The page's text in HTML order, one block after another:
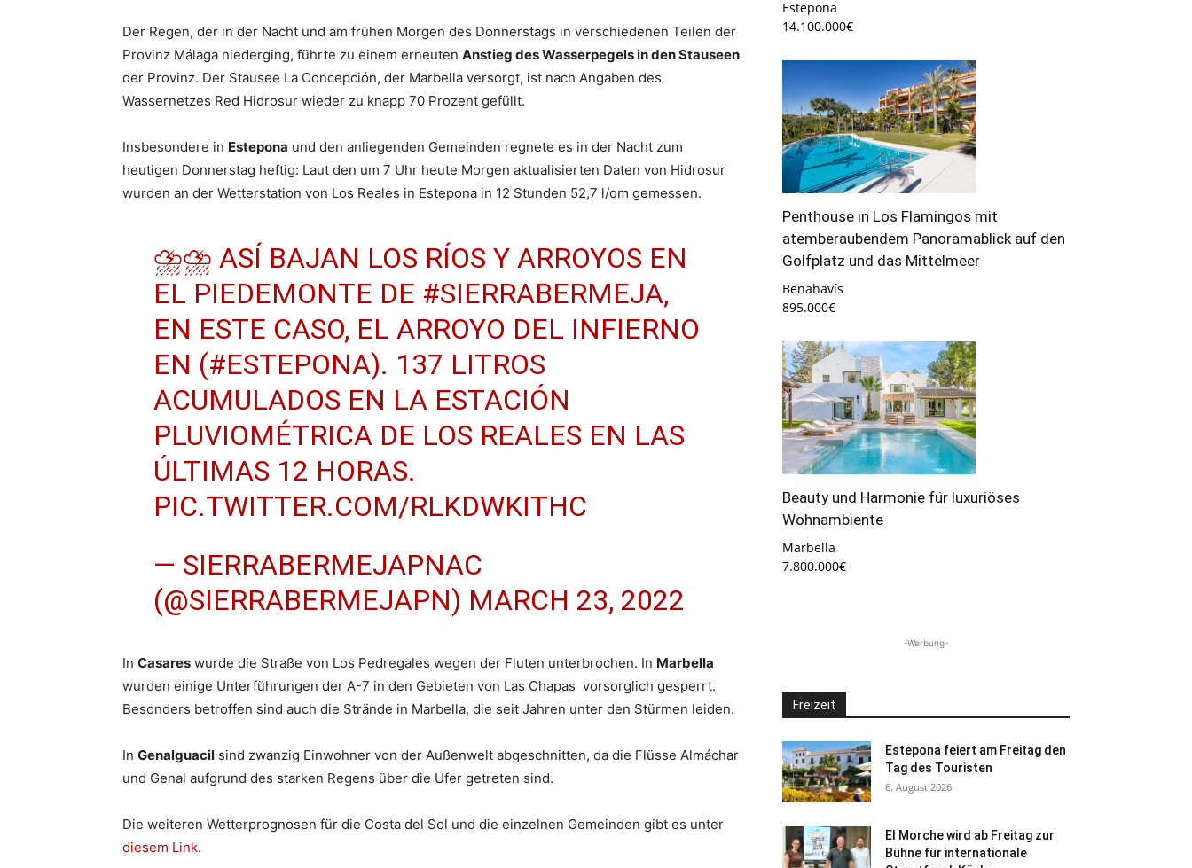
Der Regen, der in der Nacht und am frühen Morgen des Donnerstags in verschiedenen Teilen der
Provinz Málaga niederging, führte zu einem erneuten Anstieg des Wasserpegels in den Stauseen
der Provinz. Der Stausee La Concepción, der Marbella versorgt, ist nach Angaben des
Wassernetzes Red Hidrosur wieder zu knapp 70 Prozent gefüllt.
Insbesondere in Estepona und den anliegenden Gemeinden regnete es in der Nacht zum
heutigen Donnerstag heftig: Laut den um 7 Uhr heute Morgen aktualisierten Daten von Hidrosur
wurden an der Wetterstation von Los Reales in Estepona in 12 Stunden 52,7 l/qm gemessen.
⛈⛈ ASÍ BAJAN LOS RÍOS Y ARROYOS EN
EL PIEDEMONTE DE #SIERRABERMEJA,
EN ESTE CASO, EL ARROYO DEL INFIERNO
EN (#ESTEPONA). 137 LITROS
ACUMULADOS EN LA ESTACIÓN
PLUVIOMÉTRICA DE LOS REALES EN LAS
ÚLTIMAS 12 HORAS.
PIC.TWITTER.COM/RLKDWKITHC
— SIERRABERMEJAPNAC
(@SIERRABERMEJAPN) MARCH 23, 2022
In Casares wurde die Straße von Los Pedregales wegen der Fluten unterbrochen. In Marbella
wurden einige Unterführungen der A-7 in den Gebieten von Las Chapas vorsorglich gesperrt.
Besonders betroffen sind auch die Strände in Marbella, die seit Jahren unter den Stürmen leiden.
In Genalguacil sind zwanzig Einwohner von der Außenwelt abgeschnitten, da die Flüsse Almáchar
und Genal aufgrund des starken Regens über die Ufer getreten sind.
Die weiteren Wetterprognosen für die Costa del Sol und die einzelnen Gemeinden gibt es unter
diesem Link.
Estepona
14.100.000€
Penthouse in Los Flamingos mit
atemberaubendem Panoramablick auf den
Golfplatz und das Mittelmeer
Benahavís
895.000€
Beauty und Harmonie für luxuriöses
Wohnambiente
Marbella
7.800.000€
-Werbung-
Freizeit
Estepona feiert am Freitag den
Tag des Touristen
6. August 2026
El Morche wird ab Freitag zur
Bühne für internationale